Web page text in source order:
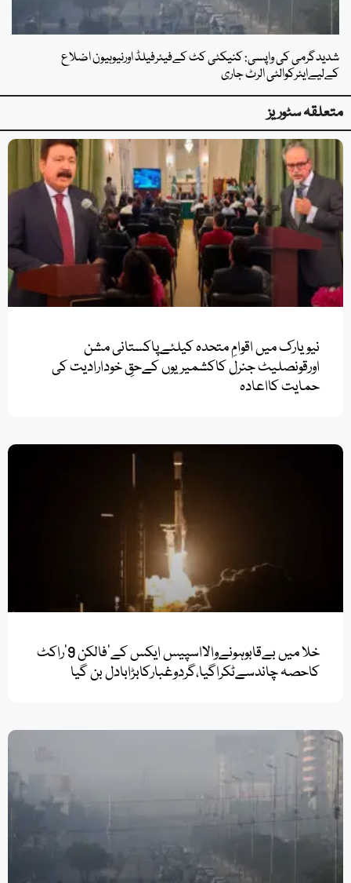
شدیدگرمی کی واپسی: کنیکٹی کٹ کےفیئرفیلڈ اورنیوہیون اضلاع
کےلیےایئرکوالٹی الرٹ جاری
متعلقہ سٹوریز
نیویارک میں اقوامِ متحدہ کیلئےپاکستانی مشن
اورقونصلیٹ جنرل کاکشمیریوں کےحقِ خودارادیت کی
حمایت کااعادہ
خلا میں بےقابوہونےوالااسپیس ایکس کے’فالکن 9’راکٹ
کاحصہ چاندسےٹکراگیا،گردوغبارکابڑابادل بن گیا